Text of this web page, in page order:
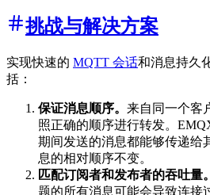
挑战与解决方案
实现快速的 MQTT 会话和消息持久
括：
保证消息顺序。 来自同一个客
照正确的顺序进行转发。
期间发送的消息都能够传递给
息的相对顺序不变。
匹配订阅者和发布者的吞吐量。
题的所有消息可能会导致连接